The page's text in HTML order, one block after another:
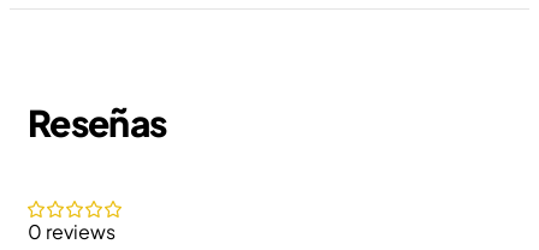
Reseñas
0 reviews